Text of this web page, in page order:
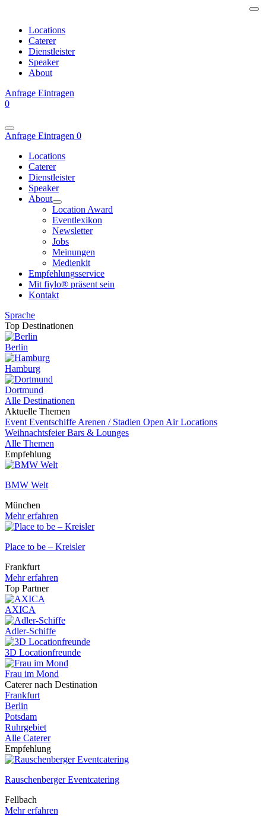
Locations
Caterer
Dienstleister
Speaker
About
Anfrage Eintragen
0
Anfrage Eintragen 0
Locations
Caterer
Dienstleister
Speaker
About
Location Award
Eventlexikon
Newsletter
Jobs
Meinungen
Medienkit
Empfehlungsservice
Mit fiylo® präsent sein
Kontakt
Sprache
Top Destinationen
Berlin
Hamburg
Dortmund
Alle Destinationen
Aktuelle Themen
Event Eventschiffe Arenen / Stadien Open Air Locations
WeihnachtsfeierBars & Lounges
Alle Themen
Empfehlung
BMW Welt
München
Mehr erfahren
Place to be – Kreisler
Frankfurt
Mehr erfahren
Top Partner
AXICA
Adler-Schiffe
3D Locationfreunde
Frau im Mond
Caterer nach Destination
Frankfurt
Berlin
Potsdam
Ruhrgebiet
Alle Caterer
Empfehlung
Rauschenberger Eventcatering
Fellbach
Mehr erfahren